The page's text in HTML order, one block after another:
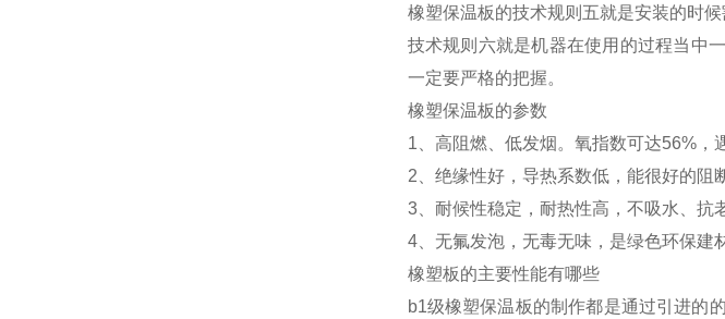
橡塑保温板的技术规则五就是安装的时
技术规则六就是机器在使用的过程当中
一定要严格的把握。
橡塑保温板的参数
1、高阻燃、低发烟。氧指数可达56%，
2、绝缘性好，导热系数低，能很好的阻
3、耐候性稳定，耐热性高，不吸水、抗
4、无氟发泡，无毒无味，是绿色环保建
橡塑板的主要性能有哪些
b1级橡塑保温板的制作都是通过引进的